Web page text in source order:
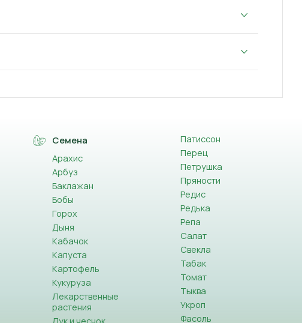
Семена
Арахис
Арбуз
Баклажан
Бобы
Горох
Дыня
Кабачок
Капуста
Картофель
Кукуруза
Лекарственные
растения
Патиссон
Перец
Петрушка
Пряности
Редис
Редька
Репа
Салат
Свекла
Табак
Томат
Тыква
Укроп
Фасоль